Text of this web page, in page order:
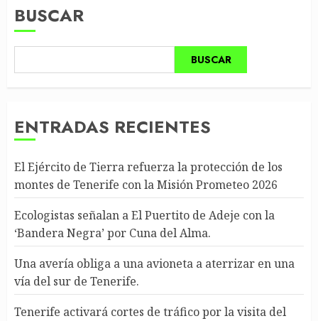
BUSCAR
BUSCAR
ENTRADAS RECIENTES
El Ejército de Tierra refuerza la protección de los
montes de Tenerife con la Misión Prometeo 2026
Ecologistas señalan a El Puertito de Adeje con la
‘Bandera Negra’ por Cuna del Alma.
Una avería obliga a una avioneta a aterrizar en una
vía del sur de Tenerife.
Tenerife activará cortes de tráfico por la visita del